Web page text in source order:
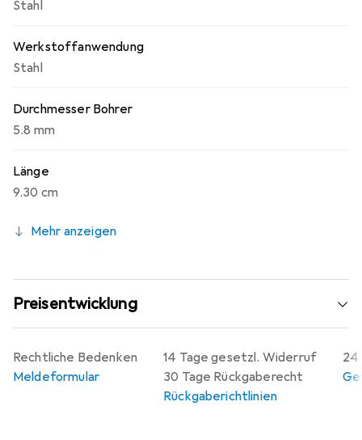
Stahl
Werkstoffanwendung
Stahl
Durchmesser Bohrer
5.8 mm
Länge
9.30 cm
Mehr anzeigen
Preisentwicklung
14 Tage gesetzl. Widerruf
30 Tage Rückgaberecht
Rückgaberichtlinien
24
Rechtliche Bedenken
Meldeformular